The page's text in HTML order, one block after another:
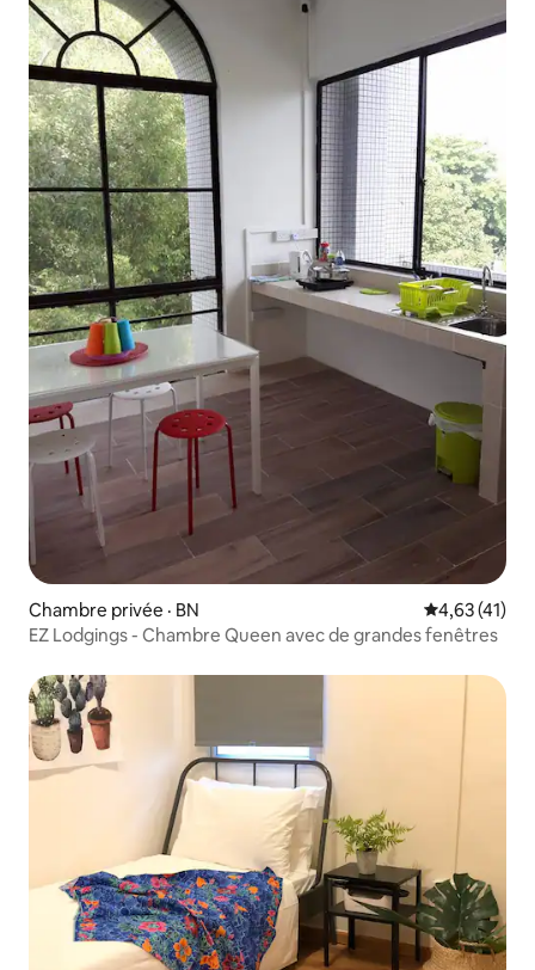
Chambre privée · BN Note
4,63 (41)
EZ Lodgings - Chambre Queen avec de grandes fenêtres